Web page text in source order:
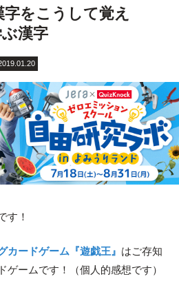
字をこうして覚え
漢字
す！
カードゲーム『遊戯王』 はご存知
ームです！（個人的感想です）